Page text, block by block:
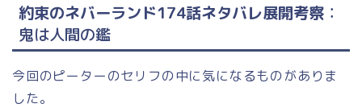
約束のネバーランド174話ネタバレ展開考察 ：
鬼は人間の鑑
今回のピーターのセリフの中に気になるものがありま
した。